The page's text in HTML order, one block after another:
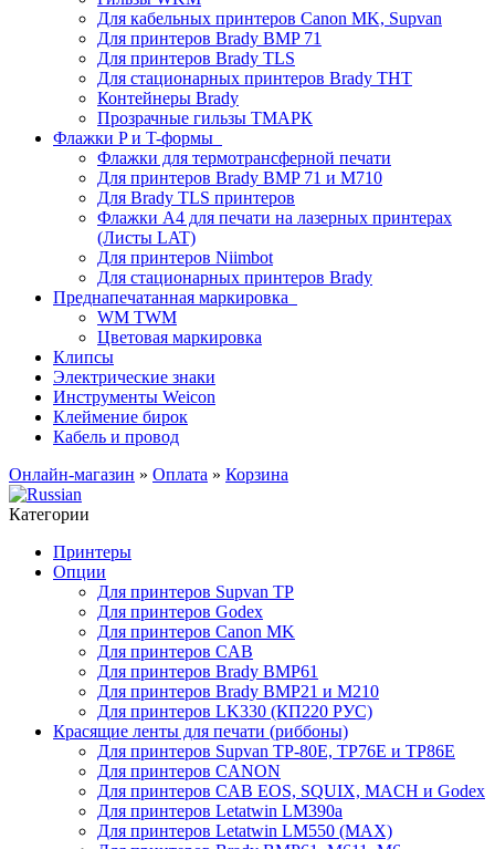
Для кабельных принтеров Canon MK, Supvan
Для принтеров Brady BMP 71
Для принтеров Brady TLS
Для стационарных принтеров Brady THT
Контейнеры Brady
Прозрачные гильзы ТМАРК
Флажки P и T-формы
Флажки для термотрансферной печати
Для принтеров Brady BMP 71 и M710
Для Brady TLS принтеров
Флажки A4 для печати на лазерных принтерах
(Листы LAT)
Для принтеров Niimbot
Для стационарных принтеров Brady
Преднапечатанная маркировка
WM TWM
Цветовая маркировка
Клипсы
Электрические знаки
Инструменты Weicon
Клеймение бирок
Кабель и провод
Онлайн-магазин » Оплата » Корзина
Категории
Принтеры
Опции
Для принтеров Supvan TP
Для принтеров Godex
Для принтеров Canon MK
Для принтеров CAB
Для принтеров Brady BMP61
Для принтеров Brady BMP21 и M210
Для принтеров LK330 (КП220 РУС)
Красящие ленты для печати (риббоны)
Для принтеров Supvan TP-80E, TP76E и TP86E
Для принтеров CANON
Для принтеров CAB EOS, SQUIX, MACH и Godex
Для принтеров Letatwin LM390a
Для принтеров Letatwin LM550 (MAX)